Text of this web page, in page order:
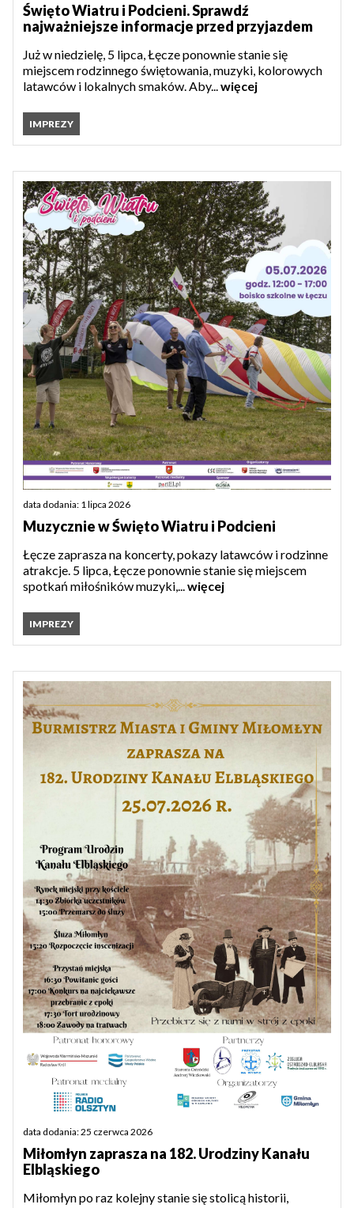
Święto Wiatru i Podcieni. Sprawdź
najważniejsze informacje przed przyjazdem
Już w niedzielę, 5 lipca, Łęcze ponownie stanie się
miejscem rodzinnego świętowania, muzyki, kolorowych
latawców i lokalnych smaków. Aby... więcej
IMPREZY
data dodania: 1 lipca 2026
Muzycznie w Święto Wiatru i Podcieni
Łęcze zaprasza na koncerty, pokazy latawców i rodzinne
atrakcje. 5 lipca, Łęcze ponownie stanie się miejscem
spotkań miłośników muzyki,... więcej
IMPREZY
data dodania: 25 czerwca 2026
Miłomłyn zaprasza na 182. Urodziny Kanału
Elbląskiego
Miłomłyn po raz kolejny stanie się stolicą historii,